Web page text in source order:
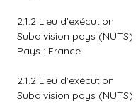
2.1.2 Lieu d'exécution
Subdivision pays (NUTS)
Pays : France
2.1.2 Lieu d'exécution
Subdivision pays (NUTS)